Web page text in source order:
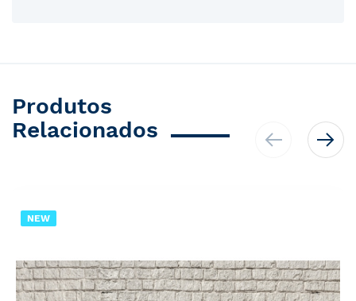
Produtos
Relacionados
NEW